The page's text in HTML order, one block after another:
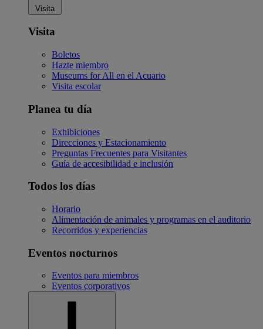
Visita
Visita
Boletos
Hazte miembro
Museums for All en el Acuario
Visita escolar
Planea tu día
Exhibiciones
Direcciones y Estacionamiento
Preguntas Frecuentes para Visitantes
Guía de accesibilidad e inclusión
Todos los días
Horario
Alimentación de animales y programas en el auditorio
Recorridos y experiencias
Eventos nocturnos
Eventos para miembros
Eventos corporativos